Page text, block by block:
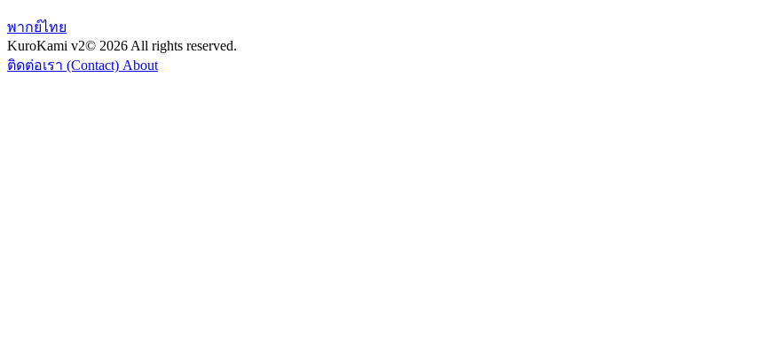
พากย์ไทย
KuroKami v2© 2026 All rights reserved.
ติดต่อเรา (Contact) About